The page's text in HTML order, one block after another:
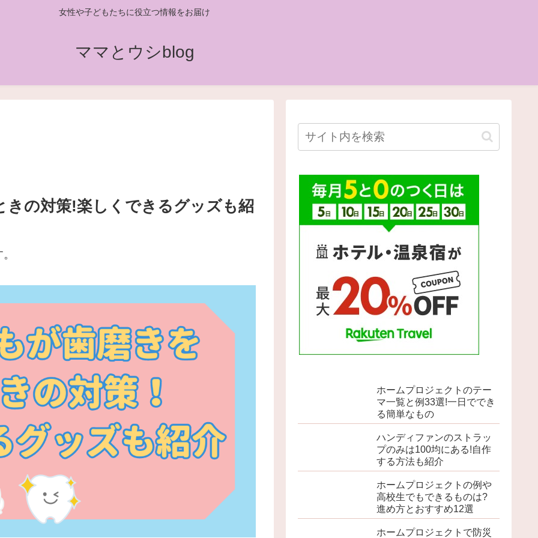
女性や子どもたちに役立つ情報をお届け
ママとウシblog
きの対策!楽しくできるグッズも紹
ホームプロジェクトのテー
マ一覧と例33選!一日ででき
る簡単なもの
ハンディファンのストラッ
プのみは100均にある!自作
する方法も紹介
ホームプロジェクトの例や
高校生でもできるものは?
進め方とおすすめ12選
ホームプロジェクトで防災